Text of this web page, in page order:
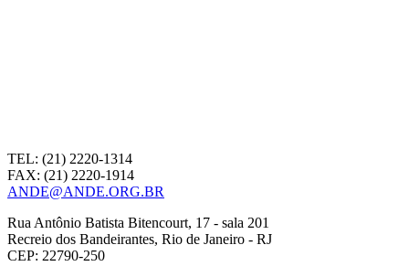
TEL: (21) 2220-1314
FAX: (21) 2220-1914
ANDE@ANDE.ORG.BR
Rua Antônio Batista Bitencourt, 17 - sala 201
Recreio dos Bandeirantes, Rio de Janeiro - RJ
CEP: 22790-250